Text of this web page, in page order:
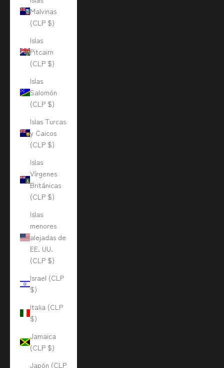
Malvinas
(CLP $)
Islas
Pitcairn
(CLP $)
Islas
Salomón
(CLP $)
Islas Turcas
y Caicos
(CLP $)
Islas
Vírgenes
Británicas
(CLP $)
Islas
menores
alejadas de
EE. UU.
(CLP $)
Israel (CLP
$)
Italia (CLP
$)
Jamaica
(CLP $)
Japón (CLP